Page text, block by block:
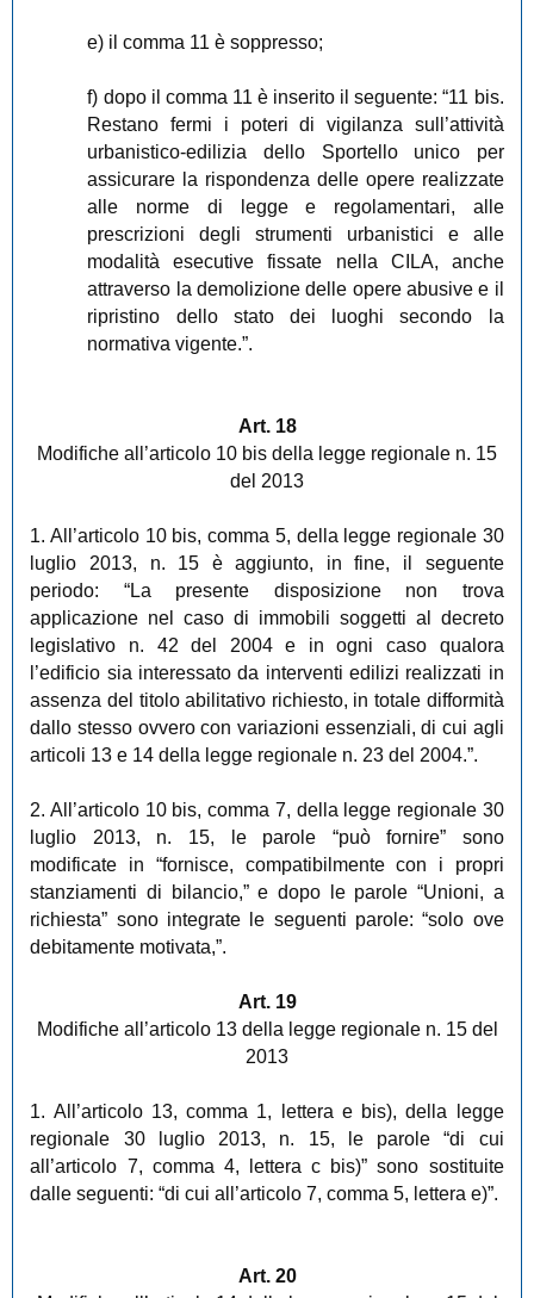
e) il comma 11 è soppresso;
f) dopo il comma 11 è inserito il seguente: “11 bis.
Restano fermi i poteri di vigilanza sull’attività
urbanistico-edilizia dello Sportello unico per
assicurare la rispondenza delle opere realizzate
alle norme di legge e regolamentari, alle
prescrizioni degli strumenti urbanistici e alle
modalità esecutive fissate nella CILA, anche
attraverso la demolizione delle opere abusive e il
ripristino dello stato dei luoghi secondo la
normativa vigente.”.
Art. 18
Modifiche all’articolo 10 bis della legge regionale n. 15
del 2013
1. All’articolo 10 bis, comma 5, della legge regionale 30
luglio 2013, n. 15 è aggiunto, in fine, il seguente
periodo: “La presente disposizione non trova
applicazione nel caso di immobili soggetti al decreto
legislativo n. 42 del 2004 e in ogni caso qualora
l’edificio sia interessato da interventi edilizi realizzati in
assenza del titolo abilitativo richiesto, in totale difformità
dallo stesso ovvero con variazioni essenziali, di cui agli
articoli 13 e 14 della legge regionale n. 23 del 2004.”.
2. All’articolo 10 bis, comma 7, della legge regionale 30
luglio 2013, n. 15, le parole “può fornire” sono
modificate in “fornisce, compatibilmente con i propri
stanziamenti di bilancio,” e dopo le parole “Unioni, a
richiesta” sono integrate le seguenti parole: “solo ove
debitamente motivata,”.
Art. 19
Modifiche all’articolo 13 della legge regionale n. 15 del
2013
1. All’articolo 13, comma 1, lettera e bis), della legge
regionale 30 luglio 2013, n. 15, le parole “di cui
all’articolo 7, comma 4, lettera c bis)” sono sostituite
dalle seguenti: “di cui all’articolo 7, comma 5, lettera e)”.
Art. 20